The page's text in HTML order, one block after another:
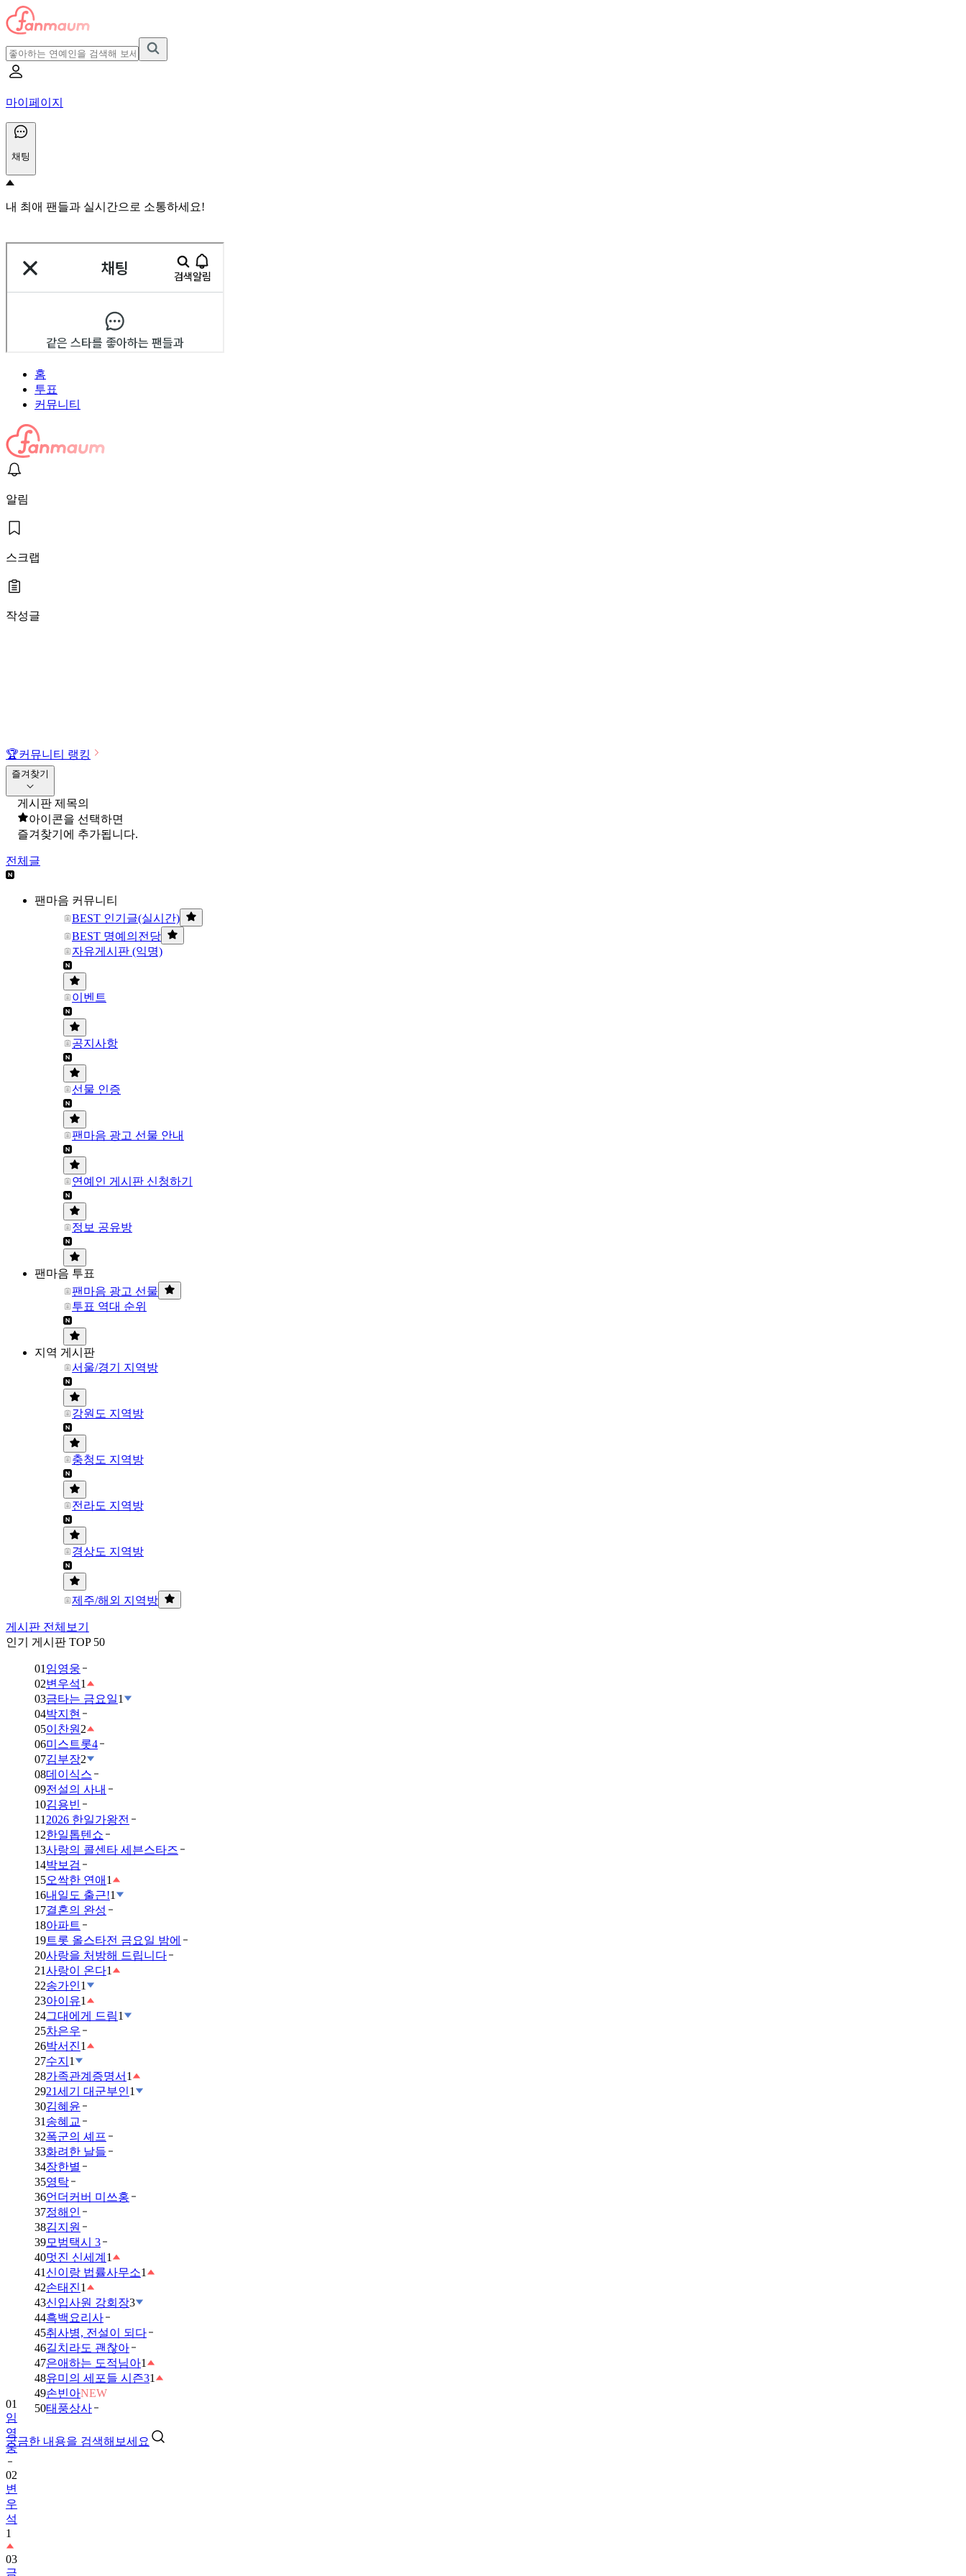
마이페이지
채팅
내 최애 팬들과 실시간으로 소통하세요!
홈
투표
커뮤니티
알림
스크랩
작성글
🏆커뮤니티 랭킹
즐겨찾기
게시판 제목의
아이콘을 선택하면
즐겨찾기에 추가됩니다.
전체글
팬마음 커뮤니티
BEST 인기글(실시간)
BEST 명예의전당
자유게시판 (익명)
이벤트
공지사항
선물 인증
팬마음 광고 선물 안내
연예인 게시판 신청하기
정보 공유방
팬마음 투표
팬마음 광고 선물
투표 역대 순위
지역 게시판
서울/경기 지역방
강원도 지역방
충청도 지역방
전라도 지역방
경상도 지역방
제주/해외 지역방
게시판 전체보기
인기 게시판 TOP 50
01 임영웅
02변우석1
03금타는 금요일1
04박지현
05이찬원 2
06미스트롯4
07김부장2
08데이식스
09전설의 사내
10김용빈
11 2026 한일가왕전
12한일톱텐쇼
13사랑의 콜센타 세븐스타즈
14박보검
15오싹한 연애 1
16내일도 출근!1
17결혼의 완성
18아파트
19트롯 올스타전 금요일 밤에
20사랑을 처방해 드립니다
21사랑이 온다1
22송가인1
23아이유1
24그대에게 드림1
25차은우
26박서진1
27수지 1
28가족관계증명서 1
2921세기 대군부인1
30김혜윤
31 송혜교
32폭군의 셰프
33화려한 날들
34장한별
35영탁
36언더커버 미쓰홍
37정해인
38김지원
39모범택시 3
40멋진 신세계 1
41 신이랑 법률사무소1
42손태진1
43신입사원 강회장3
44흑백요리사
45취사병, 전설이 되다
46길치라도 괜찮아
47은애하는 도적님아1
48유미의 세포들 시즌31
49손빈아NEW
50태풍상사
궁금한 내용을 검색해보세요
01
임
영
웅
02
변
우
석
1
03
금